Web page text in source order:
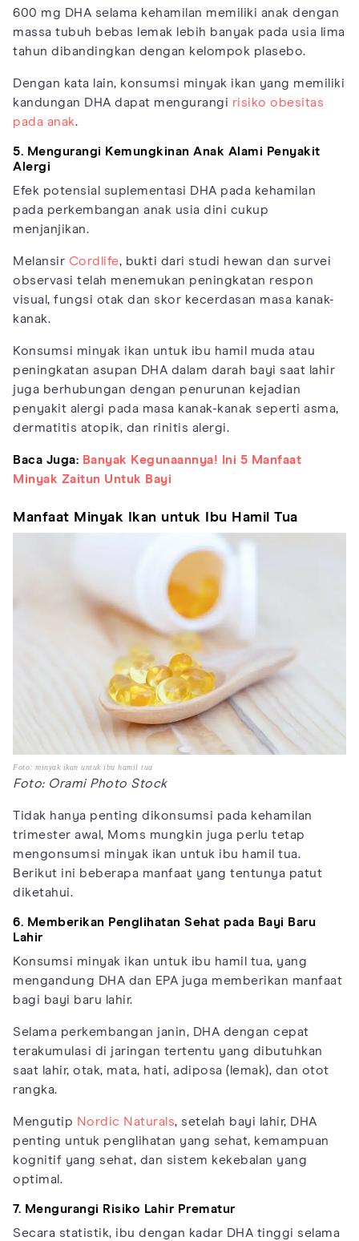
600 mg DHA selama kehamilan memiliki anak dengan
massa tubuh bebas lemak lebih banyak pada usia lima
tahun dibandingkan dengan kelompok plasebo.
Dengan kata lain, konsumsi minyak ikan yang memiliki
kandungan DHA dapat mengurangi risiko obesitas
pada anak.
5. Mengurangi Kemungkinan Anak Alami Penyakit
Alergi
Efek potensial suplementasi DHA pada kehamilan
pada perkembangan anak usia dini cukup
menjanjikan.
Melansir Cordlife, bukti dari studi hewan dan survei
observasi telah menemukan peningkatan respon
visual, fungsi otak dan skor kecerdasan masa kanak-
kanak.
Konsumsi minyak ikan untuk ibu hamil muda atau
peningkatan asupan DHA dalam darah bayi saat lahir
juga berhubungan dengan penurunan kejadian
penyakit alergi pada masa kanak-kanak seperti asma,
dermatitis atopik, dan rinitis alergi.
Baca Juga: Banyak Kegunaannya! Ini 5 Manfaat
Minyak Zaitun Untuk Bayi
Manfaat Minyak Ikan untuk Ibu Hamil Tua
Foto: minyak ikan untuk ibu hamil tua
Foto: Orami Photo Stock
Tidak hanya penting dikonsumsi pada kehamilan
trimester awal, Moms mungkin juga perlu tetap
mengonsumsi minyak ikan untuk ibu hamil tua.
Berikut ini beberapa manfaat yang tentunya patut
diketahui.
6. Memberikan Penglihatan Sehat pada Bayi Baru
Lahir
Konsumsi minyak ikan untuk ibu hamil tua, yang
mengandung DHA dan EPA juga memberikan manfaat
bagi bayi baru lahir.
Selama perkembangan janin, DHA dengan cepat
terakumulasi di jaringan tertentu yang dibutuhkan
saat lahir, otak, mata, hati, adiposa (lemak), dan otot
rangka.
Mengutip Nordic Naturals, setelah bayi lahir, DHA
penting untuk penglihatan yang sehat, kemampuan
kognitif yang sehat, dan sistem kekebalan yang
optimal.
7. Mengurangi Risiko Lahir Prematur
Secara statistik, ibu dengan kadar DHA tinggi selama